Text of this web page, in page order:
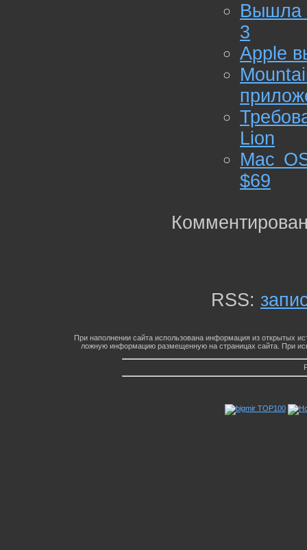
Вышла
3
Apple
Lion
Mac
$69
RSS:
При наполнении сайта использована информация из открытых
ложную информацию размещенную на страницах сайта. При